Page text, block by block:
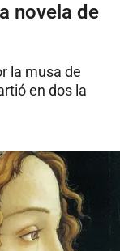
novela de
la musa de
en dos la